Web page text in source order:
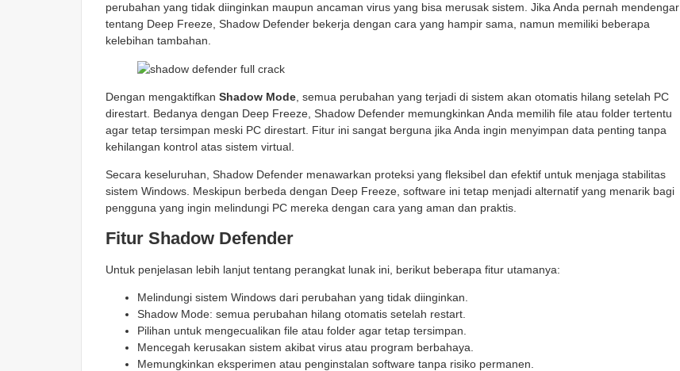
perubahan yang tidak diinginkan maupun ancaman virus yang bisa merusak sistem. Jika Anda pernah mendengar
tentang Deep Freeze, Shadow Defender bekerja dengan cara yang hampir sama, namun memiliki beberapa
kelebihan tambahan.
Dengan mengaktifkan Shadow Mode , semua perubahan yang terjadi di sistem akan otomatis hilang setelah PC
direstart. Bedanya dengan Deep Freeze, Shadow Defender memungkinkan Anda memilih file atau folder tertentu
agar tetap tersimpan meski PC direstart. Fitur ini sangat berguna jika Anda ingin menyimpan data penting tanpa
kehilangan kontrol atas sistem virtual.
Secara keseluruhan, Shadow Defender menawarkan proteksi yang fleksibel dan efektif untuk menjaga stabilitas
sistem Windows. Meskipun berbeda dengan Deep Freeze, software ini tetap menjadi alternatif yang menarik bagi
pengguna yang ingin melindungi PC mereka dengan cara yang aman dan praktis.
Fitur Shadow Defender
Untuk penjelasan lebih lanjut tentang perangkat lunak ini, berikut beberapa fitur utamanya:
Melindungi sistem Windows dari perubahan yang tidak diinginkan.
Shadow Mode: semua perubahan hilang otomatis setelah restart.
Pilihan untuk mengecualikan file atau folder agar tetap tersimpan.
Mencegah kerusakan sistem akibat virus atau program berbahaya.
Memungkinkan eksperimen atau penginstalan software tanpa risiko permanen.